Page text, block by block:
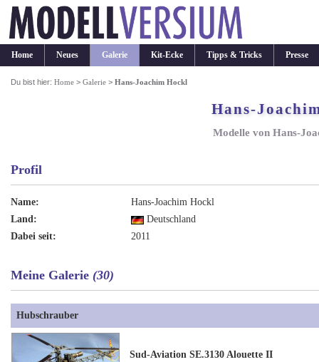
Home Neues Galerie Kit-Ecke Tipps & Tricks Presse
Du bist hier:Home >Galerie >Hans-Joachim Hockl
Hans-
Modelle von Hans-
Profil
Name:
Hans-Joachim Hockl
Land:
Deutschland
Dabei seit:
2011
Meine Galerie (30)
Hubschrauber
Sud-Aviation SE.3130 Alouette II